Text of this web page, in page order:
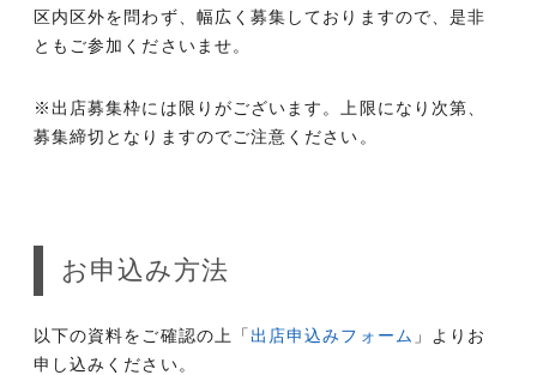
区内区外を問わず、幅広く募集しておりますので、是非
ともご参加くださいませ。
※出店募集枠には限りがございます。上限になり次第、
募集締切となりますのでご注意ください。
お申込み方法
以下の資料をご確認の上「 出店申込みフォーム 」よりお
申し込みください。